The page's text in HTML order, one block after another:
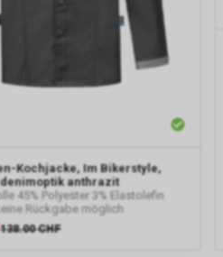
Kochjacke, Im Bikerstyle,
anthrazit
45% Polyester 3% Elastolefin
Rückgabe möglich
138.00 CHF